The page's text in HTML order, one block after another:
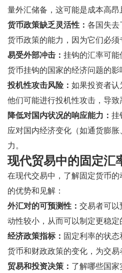
量外汇储备，这可能是成本高昂
货币政策缺乏灵活性： 各国失去
货币政策的能力，因为它们必须
易受外部冲击： 挂钩的汇率可
货币挂钩的国家的经济问题的影
投机性攻击风险： 如果投资者认
他们可能进行投机性攻击，导致
降低对国内状况的响应能力： 挂
应对国内经济变化（如通货膨
力。
现代贸易中的固定汇
在现代交易中，了解固定货币
的优势和见解：
外汇对的可预测性： 交易者可以
动性较小，从而可以制定更稳定
经济政策指标： 固定利率的状
货币和财政政策的变化，为交易
贸易和投资决策： 了解哪些国